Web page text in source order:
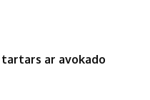
tartars ar avokado